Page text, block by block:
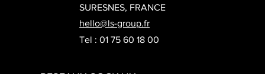
SURESNES, FRANCE
hello@ls-group.fr
Tel :01 75 60 18 00